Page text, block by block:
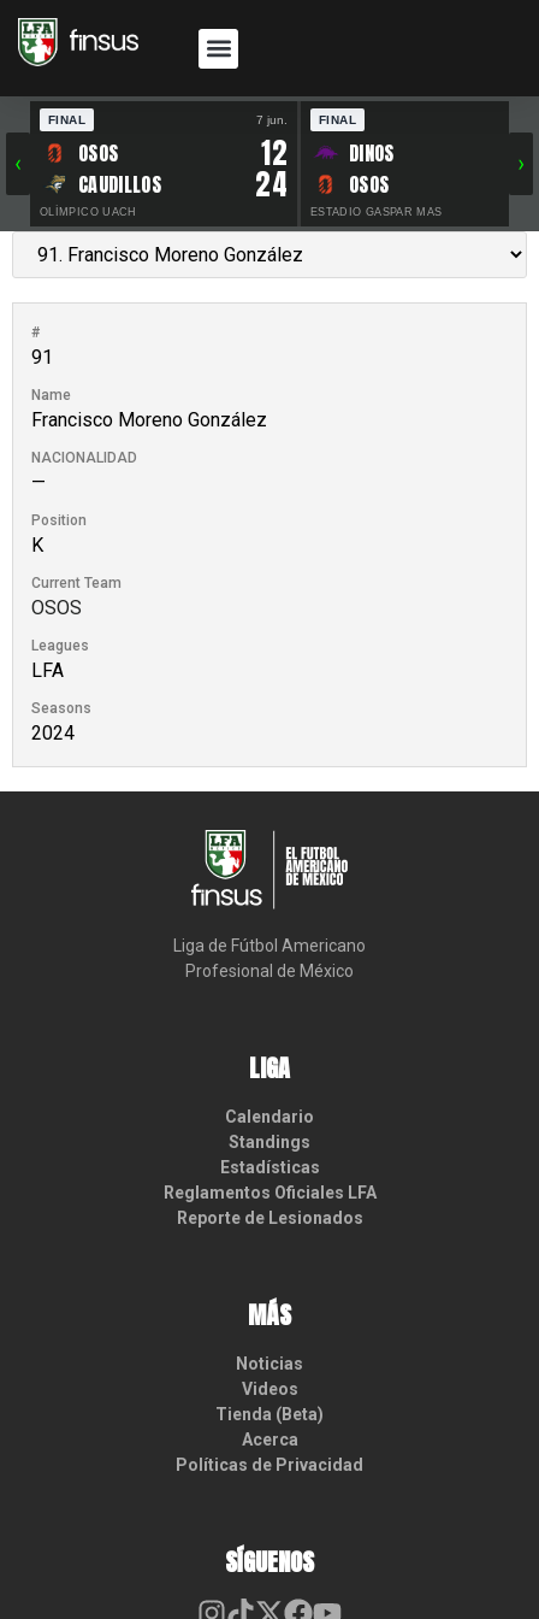
‹
FINAL 7 jun.
OSOS 12
CAUDILLOS 24
OLÍMPICO UACH
FINAL
DINOS
OSOS
ESTADIO GASPAR MAS
›
#
91
Name
Francisco Moreno González
NACIONALIDAD
—
Position
K
Current Team
OSOS
Leagues
LFA
Seasons
2024
Liga de Fútbol Americano
Profesional de México
LIGA
Calendario
Standings
Estadísticas
Reglamentos Oficiales LFA
Reporte de Lesionados
MÁS
Noticias
Videos
Tienda (Beta)
Acerca
Políticas de Privacidad
SÍGUENOS